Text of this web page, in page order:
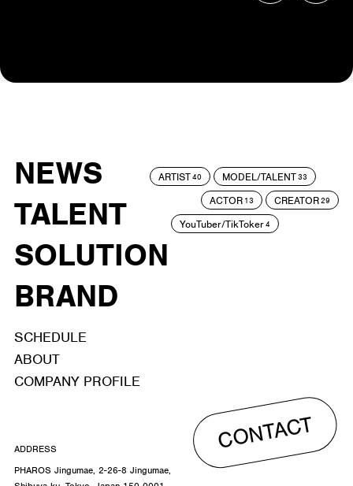
NEWS
TALENT
SOLUTION
BRAND
ARTIST40 MODEL/TALENT33
ACTOR 13 CREATOR29
YouTuber/TikToker4
SCHEDULE
ABOUT
COMPANY PROFILE
CONTACT
ADDRESS
PHAROS Jingumae, 2-26-8 Jingumae,